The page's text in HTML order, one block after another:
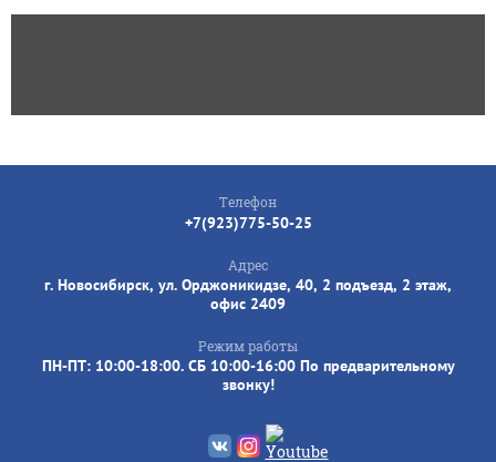
Телефон
+7(923)775-50-25
Адрес
г. Новосибирск, ул. Орджоникидзе, 40, 2 подъезд, 2 этаж,
офис 2409
Режим работы
ПН-ПТ: 10:00-18:00. СБ 10:00-16:00 По предварительному
звонку!